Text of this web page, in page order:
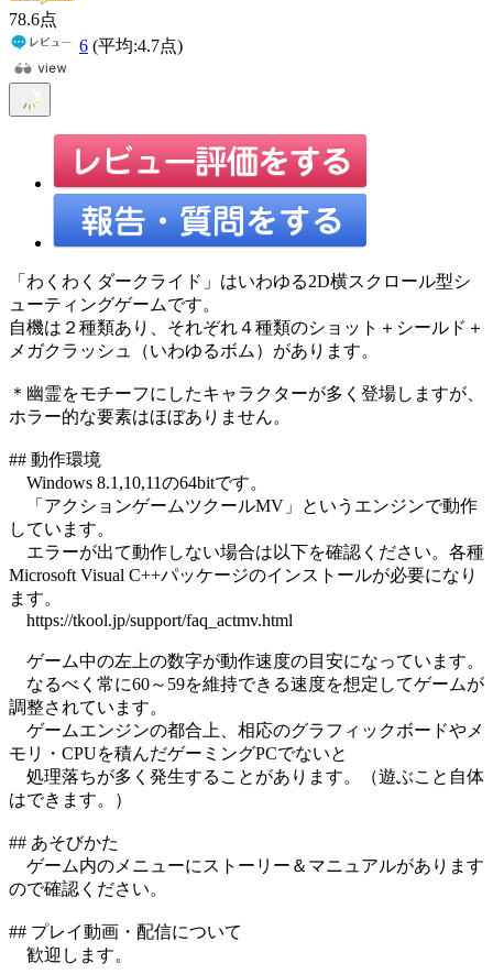
78.6点
6 (平均:4.7点)
「わくわくダークライド」はいわゆる2D横スクロール型シ
ューティングゲームです。
自機は２種類あり、それぞれ４種類のショット＋シールド＋
メガクラッシュ（いわゆるボム）があります。
＊幽霊をモチーフにしたキャラクターが多く登場しますが、
ホラー的な要素はほぼありません。
## 動作環境
Windows 8.1,10,11の64bitです。
「アクションゲームツクールMV」というエンジンで動作
しています。
エラーが出て動作しない場合は以下を確認ください。各種
Microsoft Visual C++パッケージのインストールが必要になり
ます。
https://tkool.jp/support/faq_actmv.html
ゲーム中の左上の数字が動作速度の目安になっています。
なるべく常に60～59を維持できる速度を想定してゲームが
調整されています。
ゲームエンジンの都合上、相応のグラフィックボードやメ
モリ・CPUを積んだゲーミングPCでないと
処理落ちが多く発生することがあります。（遊ぶこと自体
はできます。）
## あそびかた
ゲーム内のメニューにストーリー＆マニュアルがあります
ので確認ください。
## プレイ動画・配信について
歓迎します。